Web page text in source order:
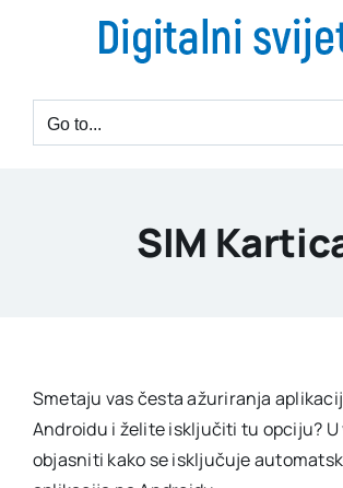
Go to...
SIM
Smetaju vas česta ažuriranja
Androidu i želite isključiti tu opciju? U
objasniti kako se isključuje